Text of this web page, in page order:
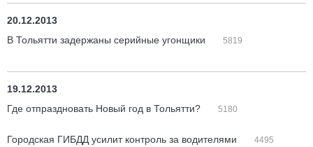
20.12.2013
В Тольятти задержаны серийные угонщики
5819
19.12.2013
Где отпраздновать Новый год в Тольятти?
5180
Городская ГИБДД усилит контроль за водителями 4495